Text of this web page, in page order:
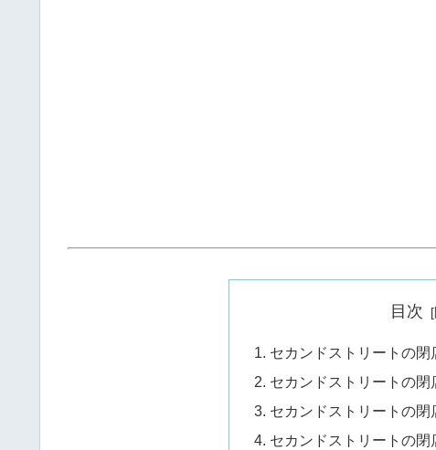
目次
セカンドストリートの閉
セカンドストリートの閉
セカンドストリートの閉
セカンドストリートの閉